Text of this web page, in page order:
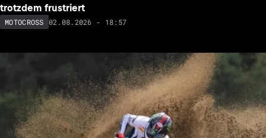
trotzdem frustriert
MOTOCROSS 02.08.2026 - 18:57